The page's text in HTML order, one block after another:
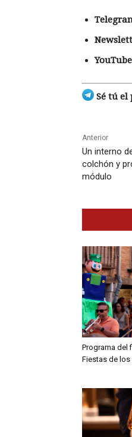
Sé tú el
Anterior
Un interno
colchón y
módulo
Programa del
Fiestas de los